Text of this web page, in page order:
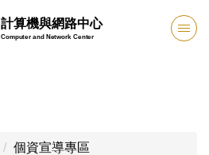
計算機與網路中心
Computer and Network Center
個資宣導專區